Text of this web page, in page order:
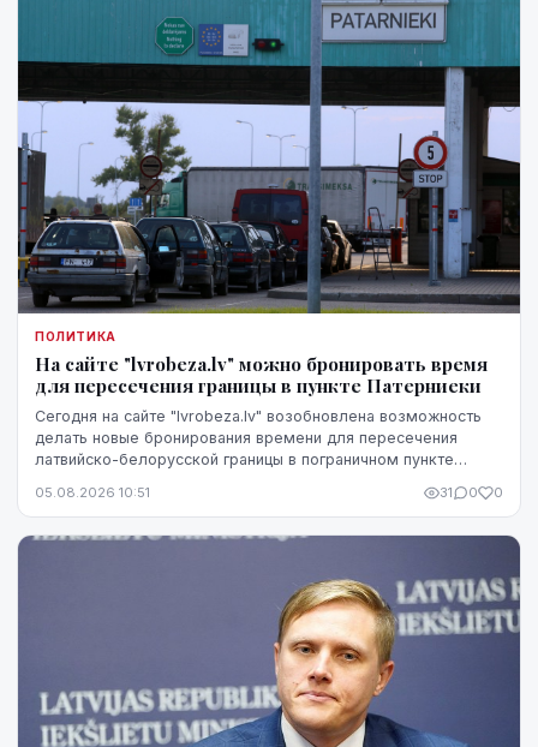
ПОЛИТИКА
На сайте "lvrobeza.lv" можно бронировать время
для пересечения границы в пункте Патерниеки
Сегодня на сайте "lvrobeza.lv" возобновлена возможность
делать новые бронирования времени для пересечения
латвийско-белорусской границы в пограничном пункте
05.08.2026 10:51 31 0 0